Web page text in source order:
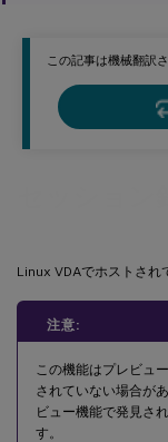
この記事は機械翻訳
Linux VDAでホストされ
注意:
この機能はプレビュ
されていない場合が
ビュー機能で発見さ
す。